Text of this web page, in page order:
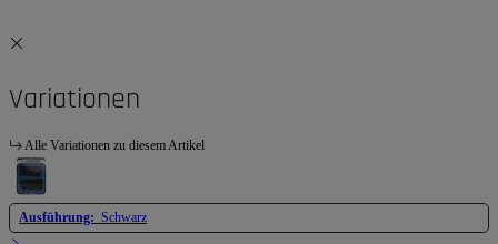
Variationen
Alle Variationen zu diesem Artikel
Ausführung: Schwarz